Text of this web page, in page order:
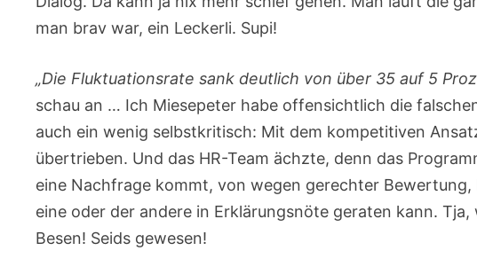
man brav war, ein Leckerli. Supi!
„Die Fluktuationsrate sank deutlich von über 35 auf 5
schau an … Ich Miesepeter habe offensichtlich die
auch ein wenig selbstkritisch: Mit dem kompetitiven
übertrieben. Und das HR-Team ächzte, denn das
eine Nachfrage kommt, von wegen gerechter
eine oder der andere in Erklärungsnöte geraten kann.
Besen! Seids gewesen!